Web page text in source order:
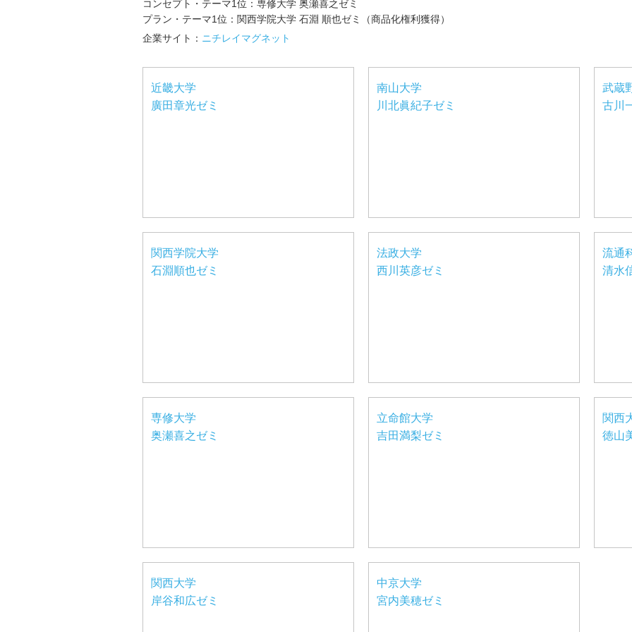
コンセプト・テーマ1位：専修大学 奥瀬喜之ゼミ
プラン・テーマ1位：関西学院大学 石淵 順也ゼミ（商品化権利獲得）
企業サイト： ニチレイマグネット
近畿大学
廣田章光ゼミ
南山大学
川北眞紀子ゼミ
武蔵
古川
関西学院大学
石淵順也ゼミ
法政大学
西川英彦ゼミ
流通
清水
専修大学
奥瀬喜之ゼミ
立命館大学
吉田満梨ゼミ
関西
徳山
関西大学
岸谷和広ゼミ
中京大学
宮内美穂ゼミ